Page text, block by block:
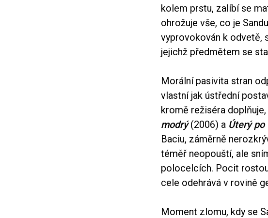
kolem prstu, zalíbí se
ohrožuje vše, co je
vyprovokován k odvetě,
jejichž předmětem se
Morální pasivita stran
vlastní jak ústřední
kromě režiséra
modrý(2006) a Úterý po
Baciu, záměrně
téměř neopouští, ale
polocelcích. Pocit
cele odehrává v rovině
Moment zlomu, kdy se